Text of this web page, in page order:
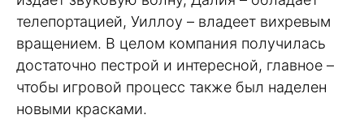
телепортацией, Уиллоу – владеет вихревым
вращением. В целом компания получилась
достаточно пестрой и интересной, главное –
чтобы игровой процесс также был наделен
новыми красками.